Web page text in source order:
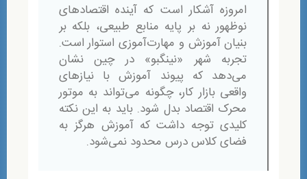
امروزه آشکار است که آینده اقتصادهای
نوظهور نه بر پایه منابع طبیعی، بلکه بر
بنیان آموزش و مهارت‌‌آموزی استوار است.
تجربه شهر «نینگبو» در چین نشان
می‌دهد که پیوند آموزش با نیازهای
واقعی بازار کار، چگونه می‌تواند به موتور
محرک اقتصاد بدل شود. باید به این نکته
کلیدی توجه داشت که آموزش هرگز به
فضای کلاس درس محدود نمی‌شود.